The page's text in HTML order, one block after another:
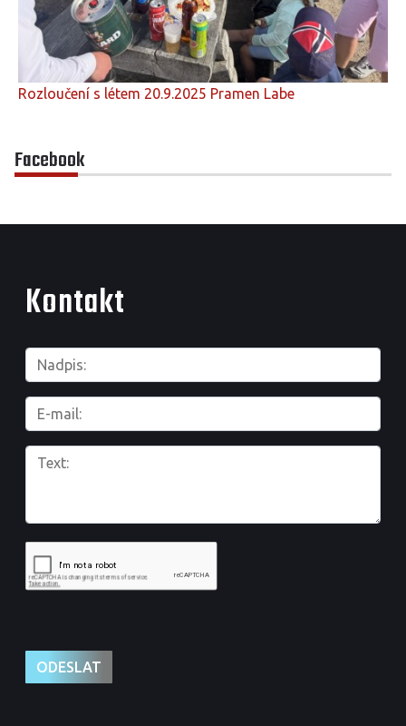
Rozloučení s létem 20.9.2025 Pramen Labe
Facebook
Kontakt